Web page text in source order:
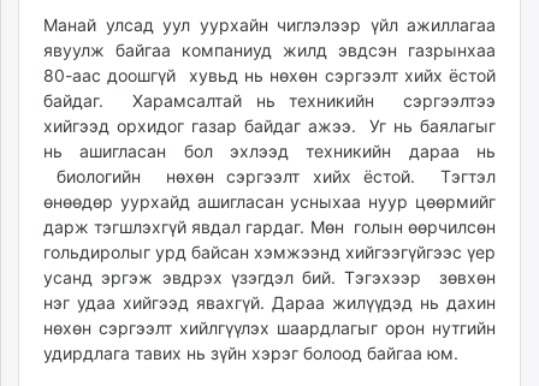
Манай улсад уул уурхайн чиглэлээр үйл ажиллагаа
явуулж байгаа компаниуд жилд эвдсэн газрынхаа
80-аас доошгүй хувьд нь нөхөн сэргээлт хийх ёстой
байдаг. Харамсалтай нь техникийн сэргээлтээ
хийгээд орхидог газар байдаг ажээ. Уг нь баялагыг
нь ашигласан бол эхлээд техникийн дараа нь
биологийн нөхөн сэргээлт хийх ёстой. Тэгтэл
өнөөдөр уурхайд ашигласан усныхаа нуур цөөрмийг
дарж тэгшлэхгүй явдал гардаг. Мөн голын өөрчилсөн
гольдиролыг урд байсан хэмжээнд хийгээгүйгээс үер
усанд эргэж эвдрэх үзэгдэл бий. Тэгэхээр зөвхөн
нэг удаа хийгээд явахгүй. Дараа жилүүдэд нь дахин
нөхөн сэргээлт хийлгүүлэх шаардлагыг орон нутгийн
удирдлага тавих нь зүйн хэрэг болоод байгаа юм.